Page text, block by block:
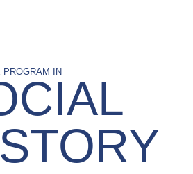
PROGRAM IN